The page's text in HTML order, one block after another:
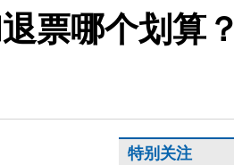
票哪个划算？
特别关注